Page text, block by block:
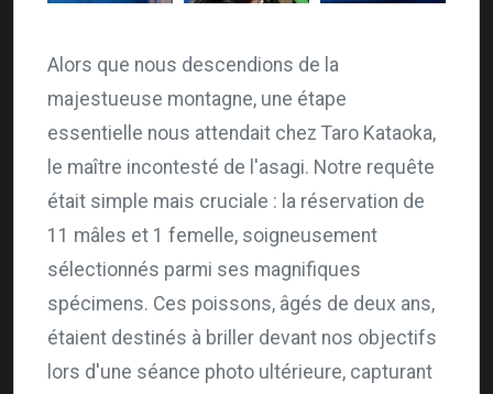
Alors que nous descendions de la
majestueuse montagne, une étape
essentielle nous attendait chez Taro Kataoka,
le maître incontesté de l'asagi. Notre requête
était simple mais cruciale : la réservation de
11 mâles et 1 femelle, soigneusement
sélectionnés parmi ses magnifiques
spécimens. Ces poissons, âgés de deux ans,
étaient destinés à briller devant nos objectifs
lors d'une séance photo ultérieure, capturant